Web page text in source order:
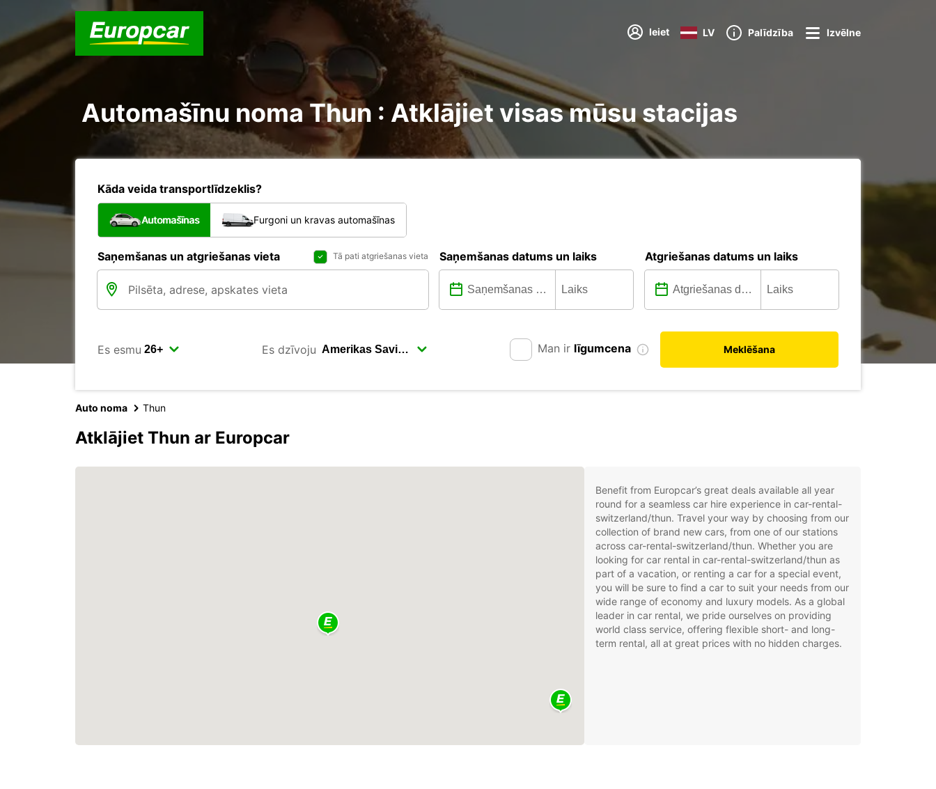
Ieiet LV Palīdzība Izvēlne
Automašīnu noma Thun : Atklājiet visas mūsu stacijas
Kāda veida transportlīdzeklis?
Automašīnas Furgoni un kravas automašīnas
Saņemšanas un atgriešanas vieta Tā pati atgriešanas vieta Saņemšanas datums un laiks Atgriešanas datums un laiks
Es esmu Es dzīvoju Man ir līgumcena Meklēšana
Auto noma Thun
Atklājiet Thun ar Europcar
Benefit from Europcar’s great deals available all year
round for a seamless car hire experience in car-rental-
switzerland/thun. Travel your way by choosing from our
collection of brand new cars, from one of our stations
across car-rental-switzerland/thun. Whether you are
looking for car rental in car-rental-switzerland/thun as
part of a vacation, or renting a car for a special event,
you will be sure to find a car to suit your needs from our
wide range of economy and luxury models. As a global
leader in car rental, we pride ourselves on providing
world class service, offering flexible short- and long-
term rental, all at great prices with no hidden charges.